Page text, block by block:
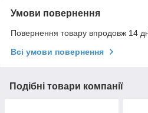
Умови повернення
Повернення товару впродовж 14
Всі умови повернення
Подібні товари компанії